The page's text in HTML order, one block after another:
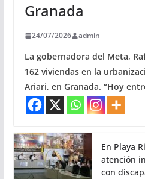
Granada
24/07/2026 admin
La gobernadora del Meta,
162 viviendas en la
Ariari, en Granada. “Hoy
En Playa
atención
con